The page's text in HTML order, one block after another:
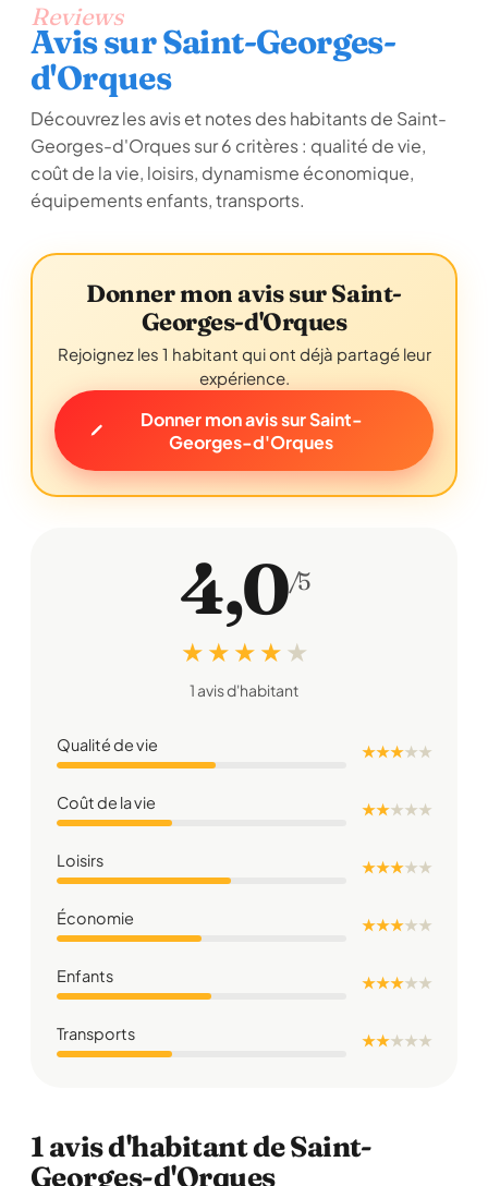
Reviews
Avis sur Saint-Georges-
d'Orques
Découvrez les avis et notes des habitants de Saint-
Georges-d'Orques sur 6 critères : qualité de vie,
coût de la vie, loisirs, dynamisme économique,
équipements enfants, transports.
Donner mon avis sur Saint-
Georges-d'Orques
Rejoignez les 1 habitant qui ont déjà partagé leur
expérience.
Donner mon avis sur Saint-
Georges-d'Orques
4,0/5
★ ★ ★ ★ ★
1 avis d'habitant
Qualité de vie ★ ★ ★★★
Coût de la vie ★ ★★★★
Loisirs ★ ★ ★★★
Économie ★ ★ ★★★
Enfants ★ ★ ★★★
Transports ★ ★★★★
1 avis d'habitant de Saint-
Georges-d'Orques